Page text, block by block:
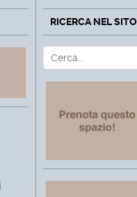
RICERCA NEL SITO
Cerca